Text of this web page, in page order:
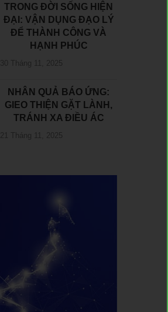
TRONG ĐỜI SỐNG HIỆN
ĐẠI: VẬN DỤNG ĐẠO LÝ
ĐỂ THÀNH CÔNG VÀ
HẠNH PHÚC
30 Tháng 11, 2025
NHÂN QUẢ BÁO ỨNG:
GIEO THIỆN GẶT LÀNH,
TRÁNH XA ĐIỀU ÁC
21 Tháng 11, 2025